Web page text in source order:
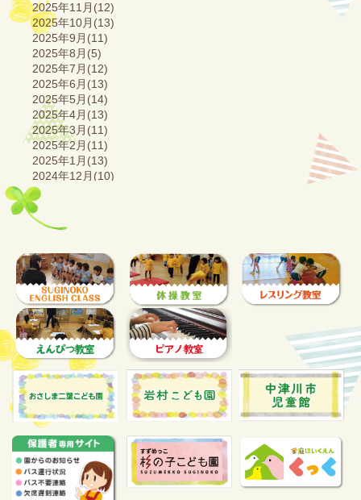
2025年11月(12)
2025年10月(13)
2025年9月(11)
2025年8月(5)
2025年7月(12)
2025年6月(13)
2025年5月(14)
2025年4月(13)
2025年3月(11)
2025年2月(11)
2025年1月(13)
2024年12月(10)
2024年11月(16)
2024年10月(13)
2024年9月(14)
2024年7月(17)
2024年6月(11)
2024年5月(13)
2024年4月(12)
2024年3月(12)
2024年2月(16)
2024年1月(13)
2023年12月(13)
2023年11月(11)
2023年10月(16)
2023年9月(14)
2023年8月(6)
2023年7月(14)
2023年6月(11)
2023年5月(13)
2023年4月(12)